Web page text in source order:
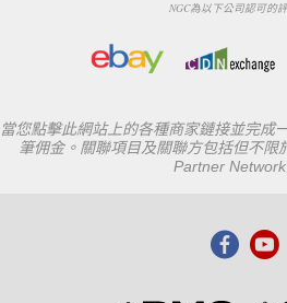
NGC為以下公司認可的
當您點擊此網站上的各種商家鏈接並完成
筆佣金。關聯項目及關聯方包括但不限
Partner Network